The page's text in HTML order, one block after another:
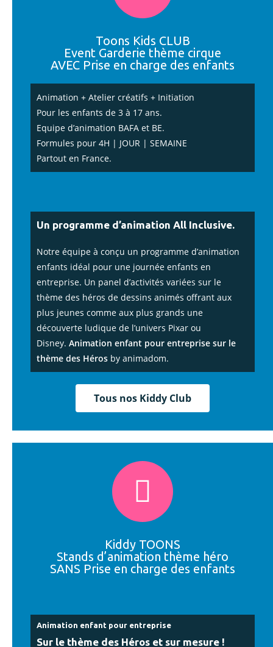
Toons Kids CLUB
Event Garderie thème cirque
AVEC Prise en charge des enfants
Animation + Atelier créatifs + Initiation
Pour les enfants de 3 à 17 ans.
Equipe d’animation BAFA et BE.
Formules pour 4H | JOUR | SEMAINE
Partout en France.
Un programme d’animation All Inclusive.
Notre équipe à conçu un programme d’animation
enfants idéal pour une journée enfants en
entreprise. Un panel d’activités variées sur le
thème des héros de dessins animés offrant aux
plus jeunes comme aux plus grands une
découverte ludique de l’univers Pixar ou
Disney. Animation enfant pour entreprise sur le
thème des Héros by animadom.
Tous nos Kiddy Club
Kiddy TOONS
Stands d’animation thème héro
SANS Prise en charge des enfants
Animation enfant pour entreprise
Sur le thème des Héros et sur mesure !